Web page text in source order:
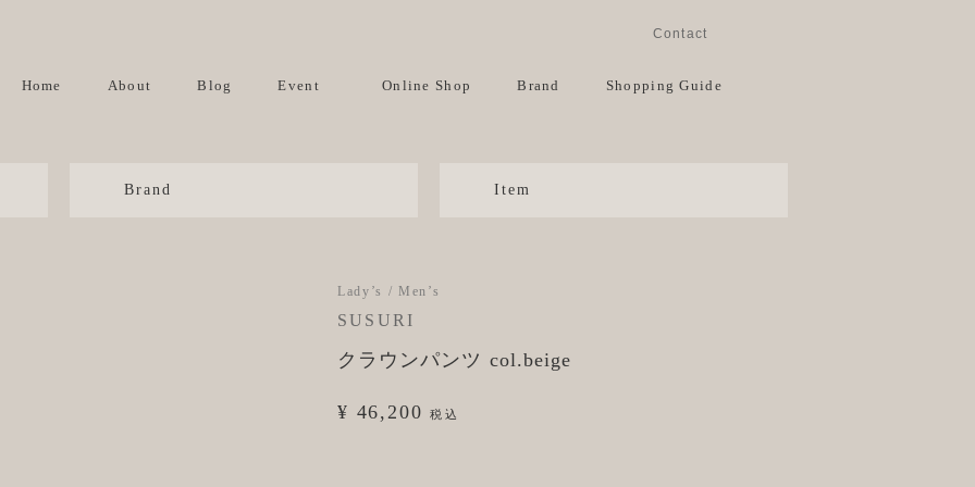
Home About Blog Event Online Shop Brand Shopping Guide
Contact
Brand Item
Lady’s / Men’s
SUSURI
クラウンパンツ col.beige
¥ 46,200 税込